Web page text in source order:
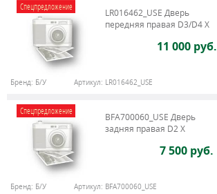
Спецпредложение
LR016462_USE Дверь
передняя правая D3/D4 Х
11 000 руб.
Бренд: Б/У Артикул: LR016462_USE
Спецпредложение
BFA700060_USE Дверь
задняя правая D2 X
7 500 руб.
Бренд: Б/У Артикул: BFA700060_USE